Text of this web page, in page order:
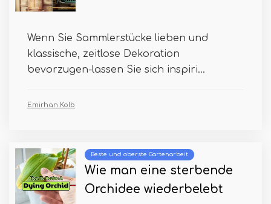
Wenn Sie Sammlerstücke lieben und
klassische, zeitlose Dekoration
bevorzugen-lassen Sie sich inspiri...
Emirhan Kolb
Beste und oberste Gartenarbeit
Wie man eine sterbende
Orchidee wiederbelebt